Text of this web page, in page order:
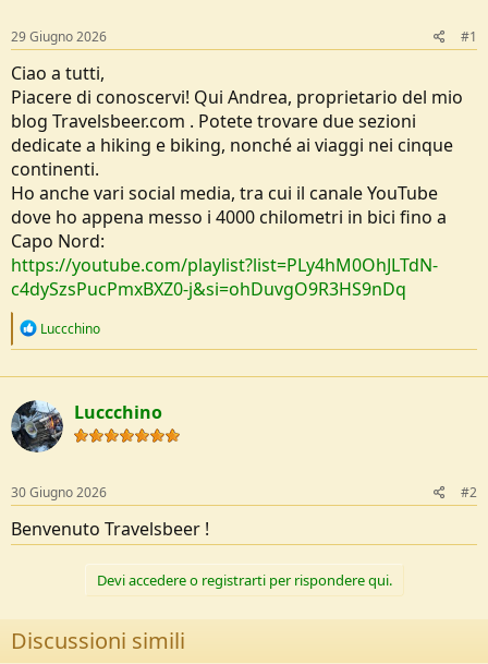
D
i
s
u
s
s
i
o
n
e
z
29 Giugno 2026 #1
Ciao a tutti,
Piacere di conoscervi! Qui Andrea, proprietario del mio
blog Travelsbeer.com . Potete trovare due sezioni
dedicate a hiking e biking, nonché ai viaggi nei cinque
continenti.
Ho anche vari social media, tra cui il canale YouTube
dove ho appena messo i 4000 chilometri in bici fino a
Capo Nord:
https://youtube.com/playlist?list=PLy4hM0OhJLTdN-
c4dySzsPucPmxBXZ0-j&si=ohDuvgO9R3HS9nDq
R
c
i
o
n
:
Luccchino
Luccchino
30 Giugno 2026 #2
Benvenuto Travelsbeer !
Devi accedere o registrarti per rispondere qui.
Discussioni simili